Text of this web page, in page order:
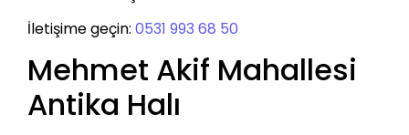
İletişime geçin: 0531 993 68 50
Mehmet Akif Mahallesi
Antika Halı